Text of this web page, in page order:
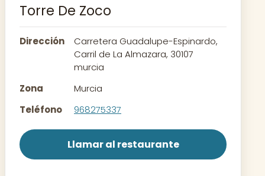
Rutas
Contacto
Torre De Zoco
Dirección
Carretera Guadalupe-Espinardo,
Carril de La Almazara, 30107
murcia
Zona
Murcia
Teléfono
968275337
Llamar al restaurante